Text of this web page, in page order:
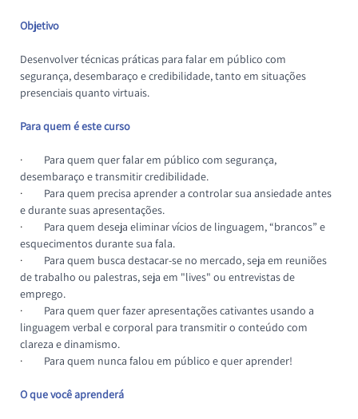
Objetivo
Desenvolver técnicas práticas para falar em público com
segurança, desembaraço e credibilidade, tanto em situações
presenciais quanto virtuais.
Para quem é este curso
· Para quem quer falar em público com segurança,
desembaraço e transmitir credibilidade.
· Para quem precisa aprender a controlar sua ansiedade antes
e durante suas apresentações.
· Para quem deseja eliminar vícios de linguagem, “brancos” e
esquecimentos durante sua fala.
· Para quem busca destacar-se no mercado, seja em reuniões
de trabalho ou palestras, seja em "lives" ou entrevistas de
emprego.
· Para quem quer fazer apresentações cativantes usando a
linguagem verbal e corporal para transmitir o conteúdo com
clareza e dinamismo.
· Para quem nunca falou em público e quer aprender!
O que você aprenderá